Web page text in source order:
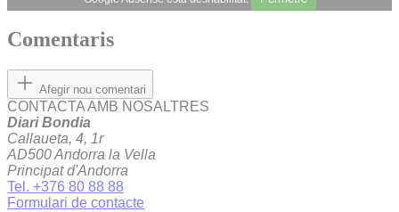
Comentaris
Afegir nou comentari
CONTACTA AMB NOSALTRES
Diari Bondia
Callaueta, 4, 1r
AD500 Andorra la Vella
Principat d'Andorra
Tel. +376 80 88 88
Formulari de contacte